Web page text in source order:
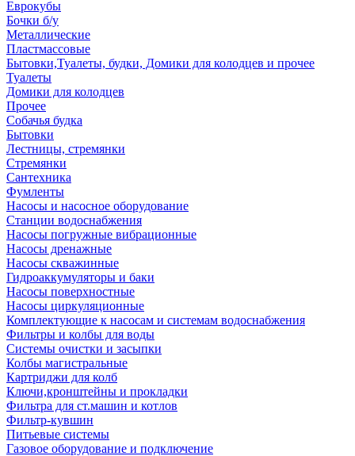
Еврокубы
Бочки б/у
Металлические
Пластмассовые
Бытовки,Туалеты, будки, Домики для колодцев и прочее
Туалеты
Домики для колодцев
Прочее
Собачья будка
Бытовки
Лестницы, стремянки
Стремянки
Сантехника
Фумленты
Насосы и насосное оборудование
Станции водоснабжения
Насосы погружные вибрационные
Насосы дренажные
Насосы скважинные
Гидроаккумуляторы и баки
Насосы поверхностные
Насосы циркуляционные
Комплектующие к насосам и системам водоснабжения
Фильтры и колбы для воды
Системы очистки и засыпки
Колбы магистральные
Картриджи для колб
Ключи,кронштейны и прокладки
Фильтра для ст.машин и котлов
Фильтр-кувшин
Питьевые системы
Газовое оборудование и подключение